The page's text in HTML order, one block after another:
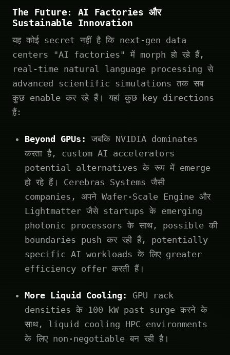
The Future: AI Factories और
Sustainable Innovation
यह कोई secret नहीं है कि next-gen data
centers "AI factories" में morph हो रहे हैं,
real-time natural language processing से
advanced scientific simulations तक सब
कुछ enable कर रहे हैं। यहां कुछ key directions
हैं:
Beyond GPUs:
जबकि NVIDIA dominates
करता है, custom AI accelerators
potential alternatives के रूप में emerge
हो रहे हैं। Cerebras Systems जैसी
companies, अपने Wafer-Scale Engine और
Lightmatter जैसे startups के emerging
photonic processors के साथ, possible की
boundaries push कर रही हैं, potentially
specific AI workloads के लिए greater
efficiency offer करती हैं।
More Liquid Cooling:
GPU rack
densities के 100 kW past surge करने के
साथ, liquid cooling HPC environments
के लिए non-negotiable बन रही है।